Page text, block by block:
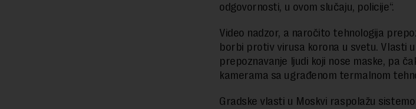
odgovornosti, u ovom slučaju, policije“.
Video nadzor, a naročito tehnologija
borbi protiv virusa korona u svetu. Vlasti
prepoznavanje ljudi koji nose maske, pa
kamerama sa ugrađenom termalnom
Gradske vlasti u Moskvi raspolažu